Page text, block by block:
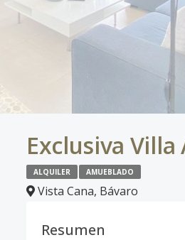
Exclusiva Villa
ALQUILER AMUEBLADO
Vista Cana, Bávaro
Resumen